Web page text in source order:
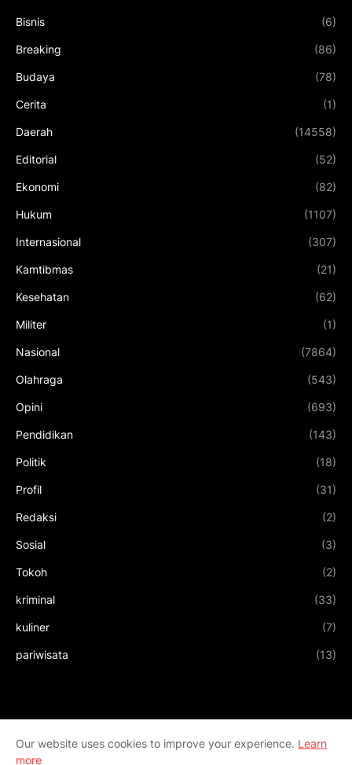
Bisnis (6)
Breaking (86)
Budaya (78)
Cerita (1)
Daerah (14558)
Editorial (52)
Ekonomi (82)
Hukum (1107)
Internasional (307)
Kamtibmas (21)
Kesehatan (62)
Militer (1)
Nasional (7864)
Olahraga (543)
Opini (693)
Pendidikan (143)
Politik (18)
Profil (31)
Redaksi (2)
Sosial (3)
Tokoh (2)
kriminal (33)
kuliner (7)
pariwisata (13)
Our website uses cookies to improve your experience. Learn
more